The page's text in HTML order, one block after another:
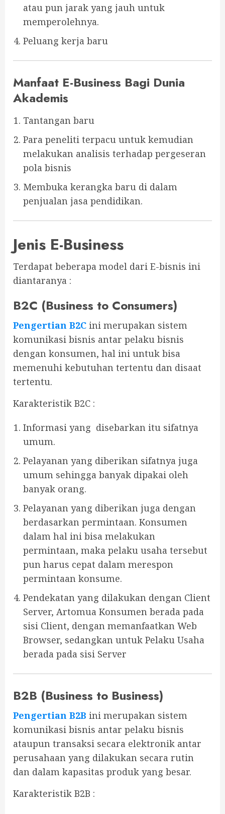
atau pun jarak yang jauh untuk
memperolehnya.
Peluang kerja baru
Manfaat E-Business Bagi Dunia
Akademis
Tantangan baru
Para peneliti terpacu untuk kemudian
melakukan analisis terhadap pergeseran
pola bisnis
Membuka kerangka baru di dalam
penjualan jasa pendidikan.
Jenis E-Business
Terdapat beberapa model dari E-bisnis ini
diantaranya :
B2C (Business to Consumers)
Pengertian B2C ini merupakan sistem
komunikasi bisnis antar pelaku bisnis
dengan konsumen, hal ini untuk bisa
memenuhi kebutuhan tertentu dan disaat
tertentu.
Karakteristik B2C :
Informasi yang disebarkan itu sifatnya
umum.
Pelayanan yang diberikan sifatnya juga
umum sehingga banyak dipakai oleh
banyak orang.
Pelayanan yang diberikan juga dengan
berdasarkan permintaan. Konsumen
dalam hal ini bisa melakukan
permintaan, maka pelaku usaha tersebut
pun harus cepat dalam merespon
permintaan konsume.
Pendekatan yang dilakukan dengan Client
Server, Artomua Konsumen berada pada
sisi Client, dengan memanfaatkan Web
Browser, sedangkan untuk Pelaku Usaha
berada pada sisi Server
B2B (Business to Business)
Pengertian B2B ini merupakan sistem
komunikasi bisnis antar pelaku bisnis
ataupun transaksi secara elektronik antar
perusahaan yang dilakukan secara rutin
dan dalam kapasitas produk yang besar.
Karakteristik B2B :